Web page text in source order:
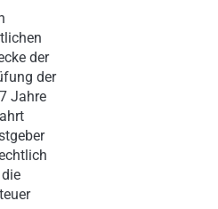
der
der
Jahre